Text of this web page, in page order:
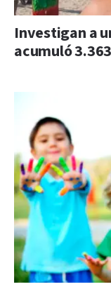
Investigan a
acumuló